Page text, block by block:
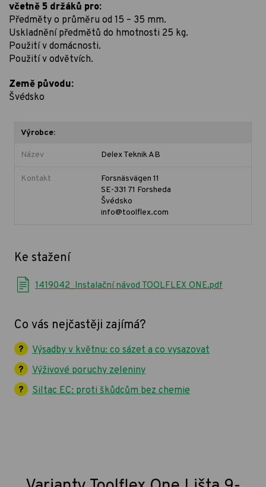
včetně 5 držáků pro:
Předměty o průměru od 15 – 35 mm.
Uskladnění předmětů do hmotnosti 25 kg.
Použití v domácnosti.
Použití v odvětvích.
Země původu:
Švédsko
Výrobce:
Název Delex Teknik AB
Kontakt
Forsnäsvägen 11
SE-331 71 Forsheda
Švédsko
info@toolflex.com
Ke stažení
1419042_Instalační návod TOOLFLEX ONE.pdf
Co vás nejčastěji zajímá?
Výsadby v květnu: co sázet a co vysazovat
Výživové poruchy zeleniny
Siltac EC: proti škůdcům bez chemie